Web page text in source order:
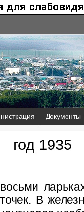
Документы
год 1935
В